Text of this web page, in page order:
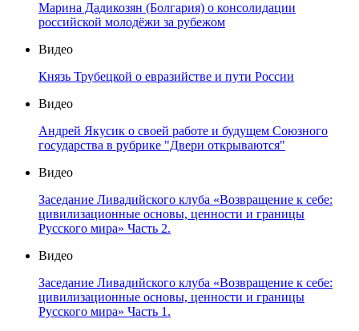
Марина Дадикозян (Болгария) о консолидации
российской молодёжи за рубежом
Видео
Князь Трубецкой о евразийстве и пути России
Видео
Андрей Якусик о своей работе и будущем Союзного
государства в рубрике "Двери открываются"
Видео
Заседание Ливадийского клуба «Возвращение к себе:
цивилизационные основы, ценности и границы
Русского мира» Часть 2.
Видео
Заседание Ливадийского клуба «Возвращение к себе:
цивилизационные основы, ценности и границы
Русского мира» Часть 1.